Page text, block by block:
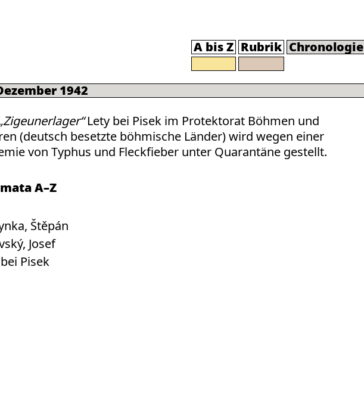
A bis Z Rubrik Chronologie
1942
Lety bei Pisek im Protektorat Böhmen und
(deutsch besetzte böhmische Länder) wird wegen einer
von Typhus und Fleckfieber unter Quarantäne gestellt.
A–Z
Štěpán
Josef
bei Pisek